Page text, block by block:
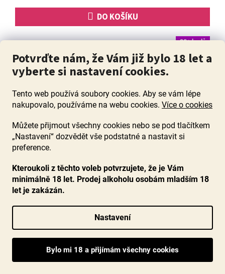
Potvrďte nám, že Vám již bylo 18 let a
vyberte si nastavení cookies.
Tento web používá soubory cookies. Aby se vám lépe
nakupovalo, používáme na webu cookies. Více o cookies
Můžete přijmout všechny cookies nebo se pod tlačítkem
„Nastavení“ dozvědět vše podstatné a nastavit si
preference.
Kteroukoli z těchto voleb potvrzujete, že je Vám
minimálně 18 let. Prodej alkoholu osobám mladším 18
let je zakázán.
Nastavení
DO KOŠÍKU
90+ bodů
BIO Chateauneuf-du-Pape Clos du Roi 2021,
Chateau Gigognan
Průměrné
hodnocení
produktu
Momentálně nedostupné
Oceněné 95 body od Wine Enthusiast! Parádní, komplexní,